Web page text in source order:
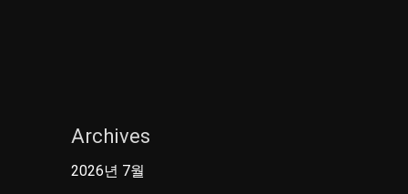
Archives
2026년 7월